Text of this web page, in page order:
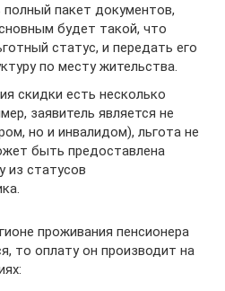
полный пакет документов,
будет такой, что
статус, и передать его
по месту жительства.
скидки есть несколько
заявитель является не
но и инвалидом), льгота не
быть предоставлена
из статусов
проживания пенсионера
то оплату он производит на